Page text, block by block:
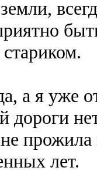
а я уже
дороги
прожила
лет.